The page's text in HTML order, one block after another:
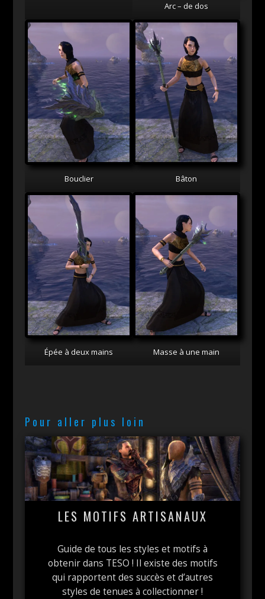
Arc – de dos
Bouclier Bâton
Épée à deux mains Masse à une main
Pour aller plus loin
LES MOTIFS ARTISANAUX
Guide de tous les styles et motifs à
obtenir dans TESO ! Il existe des motifs
qui rapportent des succès et d’autres
styles de tenues à collectionner !